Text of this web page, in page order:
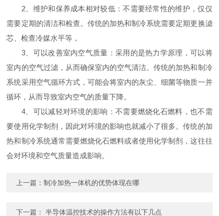
2、维护和保养成本相对较低：不需要经常性的维护，仅仅
需要定期的清洁和检查。传统的加热和制冷系统需要定期更换滤
芯、检查冷媒水平等，
3、可以改善室内空气质量：采用的是热力学原理，可以将
室内的空气过滤，从而确保室内的空气清洁。传统的加热和制冷
系统采用空气循环方式，可能会将室内的灰尘、细菌等物质一并
循环，从而导致室内空气的质量下降。
4、可以减轻对环境的影响：不需要燃烧化石燃料，也不需
要使用化学制剂，因此对环境的影响也就减小了很多。传统的加
热和制冷系统通常需要燃烧化石燃料或者使用化学制剂，这往往
会对环境和空气质量造成影响。
上一篇：制冷加热一体机的优势体现在哪
下一篇：半导体温控技术的操作方法有以下几点